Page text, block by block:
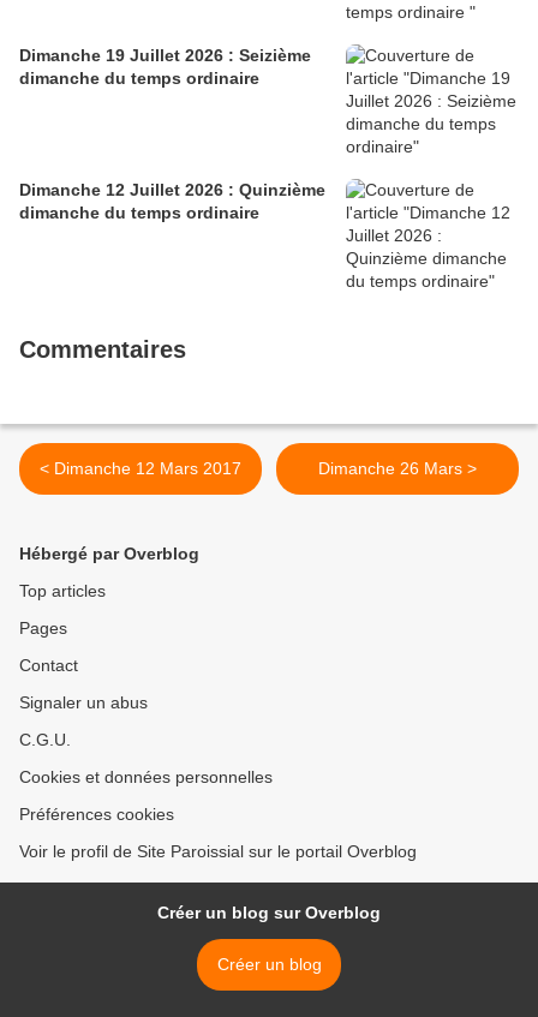
Dimanche 19 Juillet 2026 : Seizième
dimanche du temps ordinaire
Dimanche 12 Juillet 2026 : Quinzième
dimanche du temps ordinaire
Commentaires
< Dimanche 12 Mars 2017 Dimanche 26 Mars >
Hébergé par Overblog
Top articles
Pages
Contact
Signaler un abus
C.G.U.
Cookies et données personnelles
Préférences cookies
Voir le profil de Site Paroissial sur le portail Overblog
Créer un blog sur Overblog
Créer un blog